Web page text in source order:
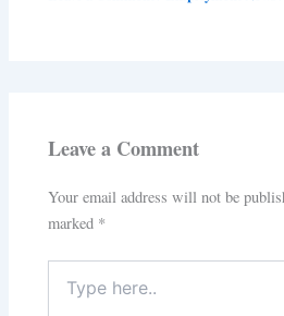
Leave a Comment
Your email address will not be
marked *
here..